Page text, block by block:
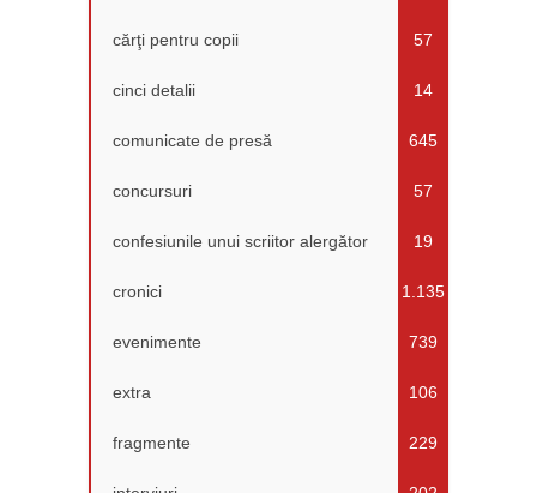
cărţi pentru copii 57
cinci detalii 14
comunicate de presă 645
concursuri 57
confesiunile unui scriitor alergător 19
cronici 1.135
evenimente 739
extra 106
fragmente 229